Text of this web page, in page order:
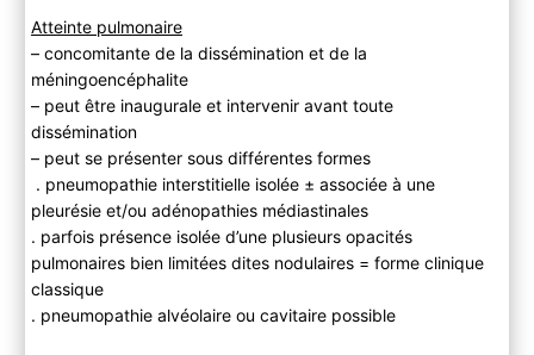
Atteinte pulmonaire
– concomitante de la dissémination et de la
méningoencéphalite
– peut être inaugurale et intervenir avant toute
dissémination
– peut se présenter sous différentes formes
. pneumopathie interstitielle isolée ± associée à une
pleurésie et/ou adénopathies médiastinales
. parfois présence isolée d’une plusieurs opacités
pulmonaires bien limitées dites nodulaires = forme clinique
classique
. pneumopathie alvéolaire ou cavitaire possible